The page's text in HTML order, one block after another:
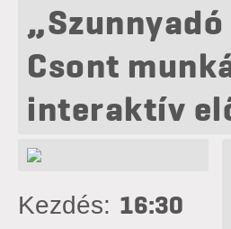
Csont
interaktív
Kezdés: 16:30